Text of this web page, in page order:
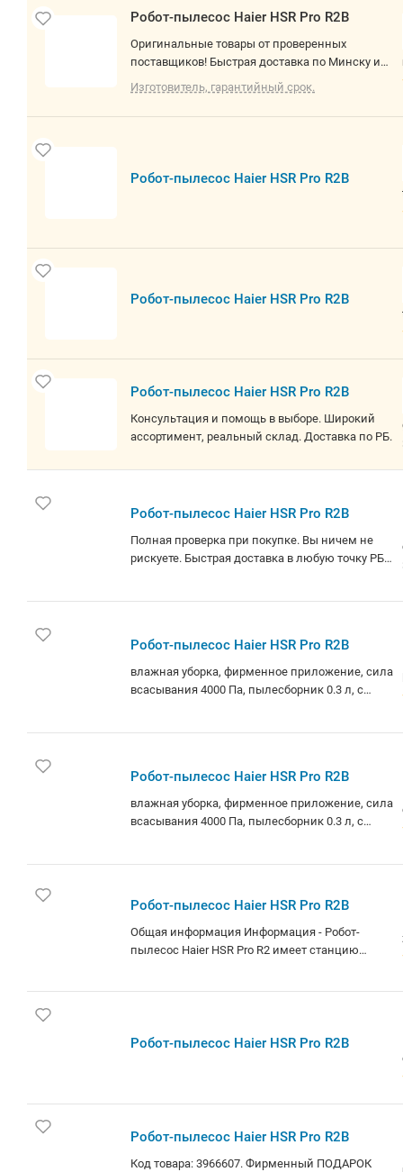
Робот-пылесос Haier HSR Pro R2B
Оригинальные товары от проверенных
поставщиков! Быстрая доставка по Минску и
РБ. О товаре: влажная уборка, фирменное
приложение, сила всасывания 4000 Па,
пылесборник 0.3 л, с турбощеткой, навигация:
Изготовитель, гарантийный срок.
Робот-пылесос Haier HSR Pro R2B
Робот-пылесос Haier HSR Pro R2B
Робот-пылесос Haier HSR Pro R2B
Консультация и помощь в выборе. Широкий
ассортимент, реальный склад. Доставка по РБ.
Робот-пылесос Haier HSR Pro R2B
Полная проверка при покупке. Вы ничем не
рискуете. Быстрая доставка в любую точку РБ.
Робот-пылесос Haier HSR Pro R2B
влажная уборка, фирменное приложение, сила
всасывания 4000 Па, пылесборник 0.3 л, с
Робот-пылесос Haier HSR Pro R2B
влажная уборка, фирменное приложение, сила
всасывания 4000 Па, пылесборник 0.3 л, с
Минску и РБ! Даем 2 недели на проверку
товара!
Робот-пылесос Haier HSR Pro R2B
Общая информация Информация - Робот-
пылесос Haier HSR Pro R2 имеет станцию
влажной уборкой, охватывая до 100 м? за один
совместимость с голосовыми помощниками
простым. - Мощность всасывания в 4000 Па
Робот-пылесос Haier HSR Pro R2B
Робот-пылесос Haier HSR Pro R2B
Код товара: 3966607. Фирменный ПОДАРОК